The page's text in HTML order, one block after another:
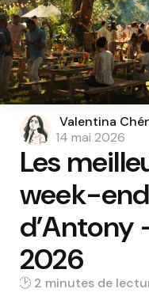
Posted
by
Valentina
14 mai 2026
Les
week-
d’Antony
2026
2 min